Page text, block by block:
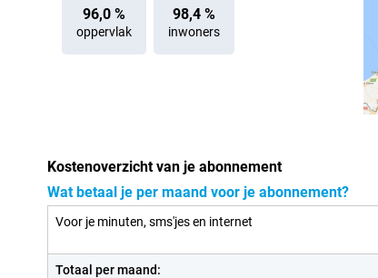
96,0 %
oppervlak
98,4 %
inwoners
Kostenoverzicht van je abonnement
Wat betaal je per maand voor je abonnement?
Voor je minuten, sms'jes en internet
Totaal per maand: